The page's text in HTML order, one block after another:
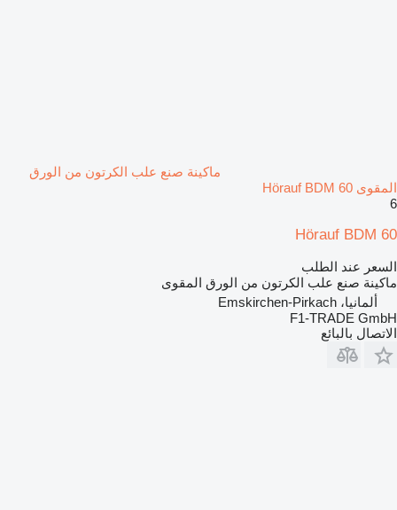
ماكينة صنع علب الكرتون من الورق
المقوى Hörauf BDM 60
6
Hörauf BDM 60
السعر عند الطلب
ماكينة صنع علب الكرتون من الورق المقوى
ألمانيا، Emskirchen-Pirkach
F1-TRADE GmbH
الاتصال بالبائع